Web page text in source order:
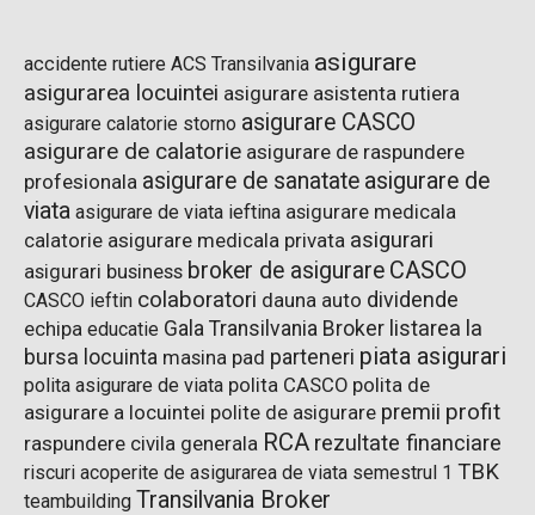
accidente rutiere ACS Transilvania asigurare
asigurarea locuintei asigurare asistenta rutiera
asigurare calatorie storno asigurare CASCO
asigurare de calatorie asigurare de raspundere
profesionala asigurare de sanatate asigurare de
viata asigurare de viata ieftina asigurare medicala
calatorie asigurare medicala privata asigurari
asigurari business broker de asigurare CASCO
CASCO ieftin colaboratori dauna auto dividende
echipa educatie Gala Transilvania Broker listarea la
bursa locuinta masina pad parteneri piata asigurari
polita asigurare de viata polita CASCO polita de
asigurare a locuintei polite de asigurare premii profit
raspundere civila generala RCA rezultate financiare
riscuri acoperite de asigurarea de viata semestrul 1 TBK
teambuilding Transilvania Broker